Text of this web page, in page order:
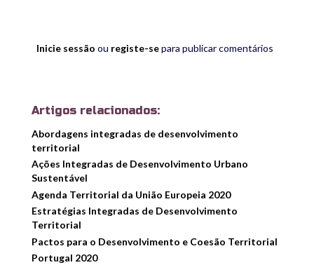
Inicie sessão ou registe-separa publicar comentários
Artigos relacionados:
Abordagens integradas de desenvolvimento
territorial
Ações Integradas de Desenvolvimento Urbano
Sustentável
Agenda Territorial da União Europeia 2020
Estratégias Integradas de Desenvolvimento
Territorial
Pactos para o Desenvolvimento e Coesão Territorial
Portugal 2020